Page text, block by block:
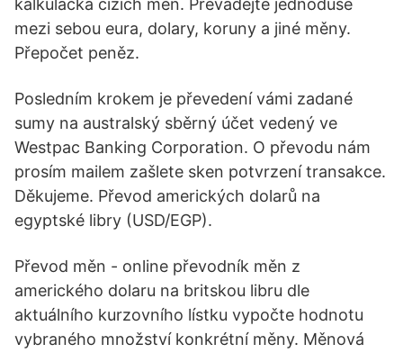
kalkulačka cizích měn. Převádějte jednoduše
mezi sebou eura, dolary, koruny a jiné měny.
Přepočet peněz.
Posledním krokem je převedení vámi zadané
sumy na australský sběrný účet vedený ve
Westpac Banking Corporation. O převodu nám
prosím mailem zašlete sken potvrzení transakce.
Děkujeme. Převod amerických dolarů na
egyptské libry (USD/EGP).
Převod měn - online převodník měn z
amerického dolaru na britskou libru dle
aktuálního kurzovního lístku vypočte hodnotu
vybraného množství konkrétní měny. Měnová